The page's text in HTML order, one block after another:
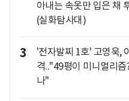
아내는 속옷만 입은 채
(실화탐사대)
3
'전자발찌 1호' 고영욱,
격.."49평이 미니멀리즘
나"